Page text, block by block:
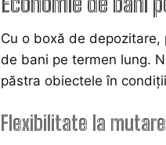
Cu o boxă de
de bani pe termen lung.
păstra obiectele în
Flexibilitate la mutare